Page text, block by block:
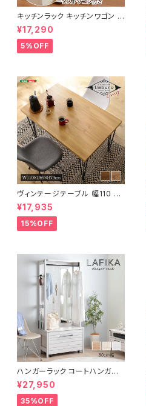
キッチンラック キッチンワゴン キ
ャスター付き 収納ラック 一人暮
らし スリムキッチンラック 幅30
cm 完成品
¥17,290
5%OFF
ヴィンテージテーブル 幅110 ダ
イニングテーブル リビングテー
ブル サイドテーブル 新生活 模
様替え
¥17,935
15%OFF
ハンガーラック コートハンガー
ワードローブ フリーラック クロ
ーゼット 幅80 新生活 一人暮ら
し
¥27,950
35%OFF